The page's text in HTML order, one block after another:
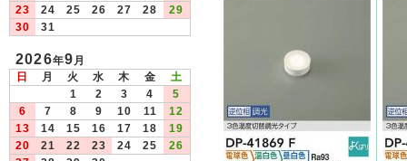
23
24 25 26 27 28
29
30
31
2026年9月
日
月 火 水 木 金
土
1
2 3 4
5
6
7 8 9 10 11
12
13
14 15 16 17 18
19
20
21 22 23 24 25
26